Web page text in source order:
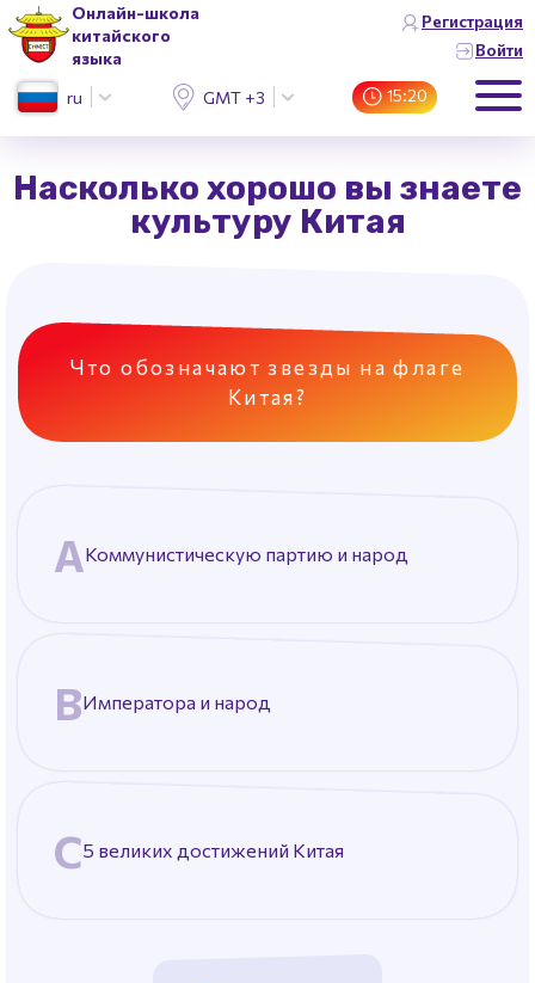
Онлайн-школа
китайского
языка
Регистрация
Войти
ru GMT +3 (Москва) 15:20
Насколько хорошо вы знаете
культуру Китая
Что обозначают звезды на флаге
Китая?
Коммунистическую партию и народ
Императора и народ
5 великих достижений Китая